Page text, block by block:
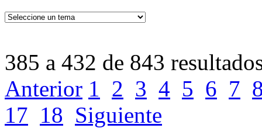
385 a 432 de 843
Anterior 1 2 3 4 5 6 7
17 18 Siguiente